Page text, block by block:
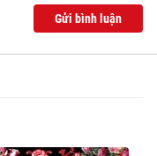
Gửi bình luận